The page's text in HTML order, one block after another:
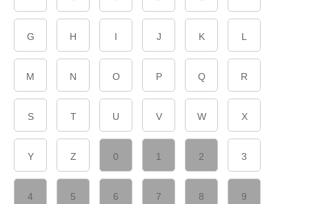
G H I J K L
M N O P Q R
S T U V W X
Y Z 0 1 2 3
4 5 6 7 8 9